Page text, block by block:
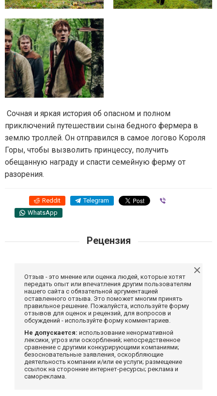
Сочная и яркая история об опасном и полном
приключений путешествии сына бедного фермера в
землю троллей. Он отправился в самое логово Короля
Горы, чтобы вызволить принцессу, получить
обещанную награду и спасти семейную ферму от
разорения.
Reddit Telegram
WhatsApp
Рецензия
Отзыв - это мнение или оценка людей, которые хотят
передать опыт или впечатления другим пользователям
нашего сайта с обязательной аргументацией
оставленного отзыва. Это поможет многим принять
правильное решение. Пожалуйста, используйте форму
отзывов для оценок и рецензий, для вопросов и
обсуждений - используйте форму комментариев.
Не допускается: использование ненормативной
лексики, угроз или оскорблений; непосредственное
сравнение с другими конкурирующими компаниями;
безосновательные заявления, оскорбляющие
деятельность компании и/или ее услуги; размещение
ссылок на сторонние интернет-ресурсы; реклама и
самореклама.